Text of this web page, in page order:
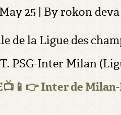
25 | Byrokon deva
de la Ligue des
PSG-Inter Milan
Inter de